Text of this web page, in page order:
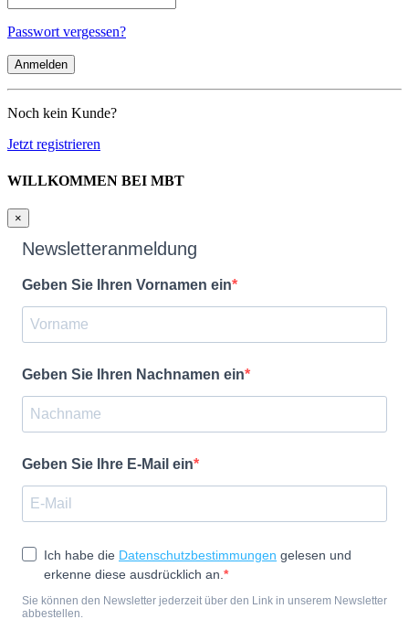
Passwort vergessen?
Noch kein Kunde?
Jetzt registrieren
WILLKOMMEN BEI MBT
×
Newsletteranmeldung
Geben Sie Ihren Vornamen ein
Geben Sie Ihren Nachnamen ein
Geben Sie Ihre E-Mail ein
Ich habe die Datenschutzbestimmungen gelesen und
erkenne diese ausdrücklich an.
Sie können den Newsletter jederzeit über den Link in unserem Newsletter
abbestellen.